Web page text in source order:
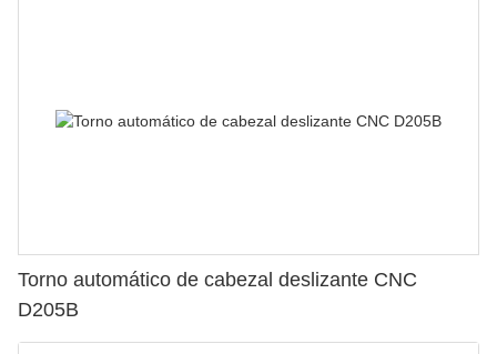
Torno automático de cabezal deslizante CNC
D205B